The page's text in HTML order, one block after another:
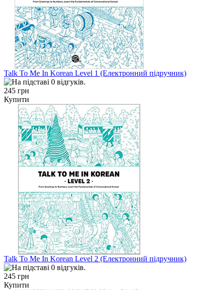
Talk To Me In Korean Level 1 (Електронний підручник)
245 грн
Купити
Talk To Me In Korean Level 2 (Електронний підручник)
245 грн
Купити